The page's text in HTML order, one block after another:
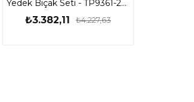
Yedek Bıçak Seti - TP9361-2E-
SP-44
₺3.382,11 ₺4.227,63